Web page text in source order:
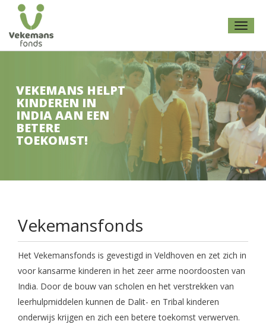
VEKEMANS HELPT
KINDEREN IN
INDIA AAN EEN
BETERE
TOEKOMST!
Vekemansfonds
Het Vekemansfonds is gevestigd in Veldhoven en zet zich in
voor kansarme kinderen in het zeer arme noordoosten van
India. Door de bouw van scholen en het verstrekken van
leerhulpmiddelen kunnen de Dalit- en Tribal kinderen
onderwijs krijgen en zich een betere toekomst verwerven.